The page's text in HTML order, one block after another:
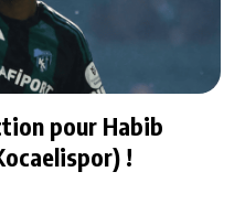
pour Habib
!